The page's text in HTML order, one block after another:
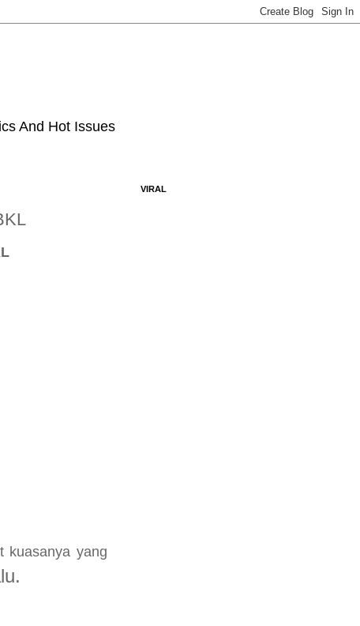
And Hot Issues
kuasanya yang
VIRAL